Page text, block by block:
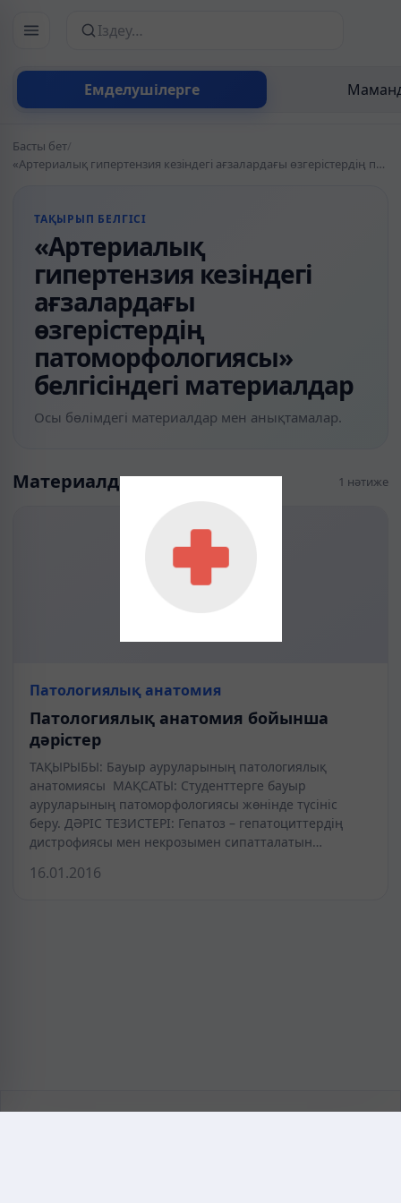
Емделушілерге
Сайттан іздеу
Басты бет/
«Артериалық гипертензия кезіндегі ағзалардағы өзгерістердің патоморфологиясы» белгісіндегі материалдар
ТАҚЫРЫП БЕЛГІСІ
«Артериалық
гипертензия кезіндегі
ағзалардағы
өзгерістердің
патоморфологиясы»
белгісіндегі материалдар
Осы бөлімдегі материалдар мен анықтамалар.
Материалдар 1 нәтиже
Патологиялық анатомия
Патологиялық анатомия бойынша
дәрістер
ТАҚЫРЫБЫ: Бауыр ауруларының патологиялық
анатомиясы МАҚСАТЫ: Студенттерге бауыр
ауруларының патоморфологиясы жөнінде түсініс
беру. ДӘРІС ТЕЗИСТЕРІ: Гепатоз – гепатоциттердің
дистрофиясы мен некрозымен сипатталатын…
16.01.2016
KAZMEDIC.ORG